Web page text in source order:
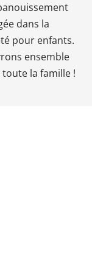
dans la
pour enfants.
ensemble
la famille !